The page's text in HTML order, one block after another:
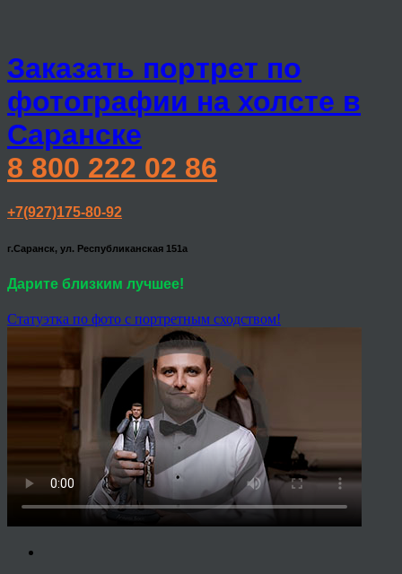
Заказать портрет по
фотографии на холсте в
Саранске
8 800 222 02 86
+7(927)175-80-92
г.Саранск, ул. Республиканская 151а
Дарите близким лучшее!
Статуэтка по фото с портретным сходством!